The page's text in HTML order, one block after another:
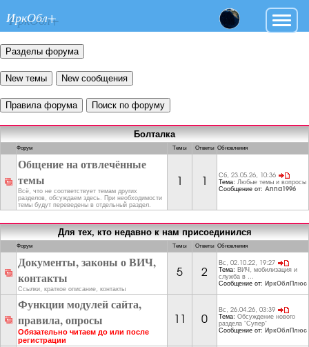
ИркОбл+
Болталка
Форум Темы Ответы Обновления
Общение на отвлечённые
темы
Всё, что не соответствует темам других
разделов, обсуждаем здесь. При необходимости
темы будут переведены в отдельный раздел.
Сб, 23.05.26, 10:36
Тема: Любые темы и вопросы
Сообщение от: Anna1996
Для тех, кто недавно к нам присоединился
Форум Темы Ответы Обновления
Документы, законы о ВИЧ,
контакты
Ссылки, краткое описание, контакты
5 2
Вс, 02.10.22, 19:27
Тема: ВИЧ, мобилизация и
служба в ...
Сообщение от: ИркОблПлюс
Функции модулей сайта,
правила, опросы
Обязательно читаем до или после
регистрации
0
Вс, 26.04.26, 03:39
Тема: Обсуждение нового
раздела "Супер"
Сообщение от: ИркОблПлюс